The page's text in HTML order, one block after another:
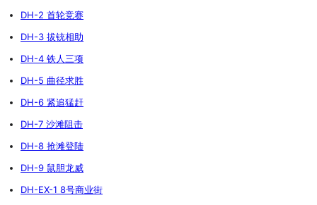
DH-2 首轮竞赛
DH-3 拔铳相助
DH-4 铁人三项
DH-5 曲径求胜
DH-6 紧追猛赶
DH-7 沙滩阻击
DH-8 抢滩登陆
DH-9 鼠胆龙威
DH-EX-1 8号商业街